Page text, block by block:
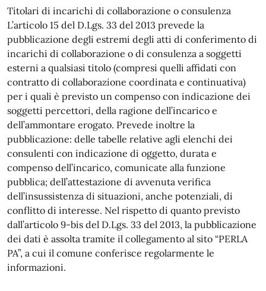
Titolari di incarichi di collaborazione o consulenza
L’articolo 15 del D.Lgs. 33 del 2013 prevede la
pubblicazione degli estremi degli atti di conferimento di
incarichi di collaborazione o di consulenza a soggetti
esterni a qualsiasi titolo (compresi quelli affidati con
contratto di collaborazione coordinata e continuativa)
per i quali è previsto un compenso con indicazione dei
soggetti percettori, della ragione dell’incarico e
dell’ammontare erogato. Prevede inoltre la
pubblicazione: delle tabelle relative agli elenchi dei
consulenti con indicazione di oggetto, durata e
compenso dell’incarico, comunicate alla funzione
pubblica; dell’attestazione di avvenuta verifica
dell’insussistenza di situazioni, anche potenziali, di
conflitto di interesse. Nel rispetto di quanto previsto
dall’articolo 9-bis del D.Lgs. 33 del 2013, la pubblicazione
dei dati è assolta tramite il collegamento al sito “PERLA
PA”, a cui il comune conferisce regolarmente le
informazioni.